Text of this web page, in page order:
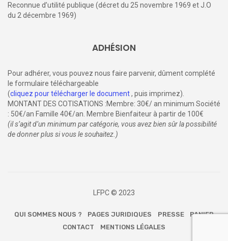
Reconnue d’utilité publique (décret du 25 novembre 1969 et J.O
du 2 décembre 1969)
ADHÉSION
Pour adhérer, vous pouvez nous faire parvenir, dûment complété
le formulaire téléchargeable
(cliquez pour télécharger le document, puis imprimez).
MONTANT DES COTISATIONS :Membre: 30€/ an minimum Société
: 50€/an Famille 40€/an. Membre Bienfaiteur à partir de 100€
(il s’agit d’un minimum par catégorie, vous avez bien sûr la possibilité
de donner plus si vous le souhaitez.)
LFPC © 2023
QUI SOMMES NOUS ? PAGES JURIDIQUES PRESSE
PANIER
CONTACT
MENTIONS LÉGALES